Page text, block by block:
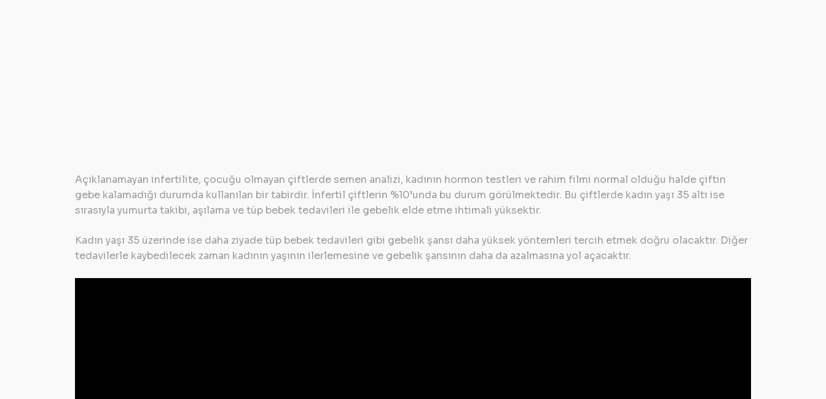
Açıklanamayan infertilite, çocuğu olmayan çiftlerde semen analizi, kadının hormon testleri ve rahim filmi normal olduğu halde çiftin
gebe kalamadığı durumda kullanılan bir tabirdir. İnfertil çiftlerin %10’unda bu durum görülmektedir. Bu çiftlerde kadın yaşı 35 altı ise
sırasıyla yumurta takibi, aşılama ve tüp bebek tedavileri ile gebelik elde etme ihtimali yüksektir.
Kadın yaşı 35 üzerinde ise daha ziyade tüp bebek tedavileri gibi gebelik şansı daha yüksek yöntemleri tercih etmek doğru olacaktır. Diğer
tedavilerle kaybedilecek zaman kadının yaşının ilerlemesine ve gebelik şansının daha da azalmasına yol açacaktır.